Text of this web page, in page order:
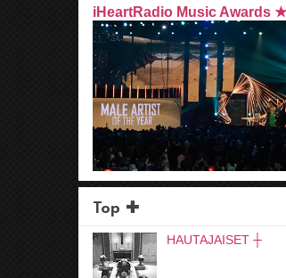
iHeartRadio Music Awards ★
Top ✚
HAUTAJAISET ┼